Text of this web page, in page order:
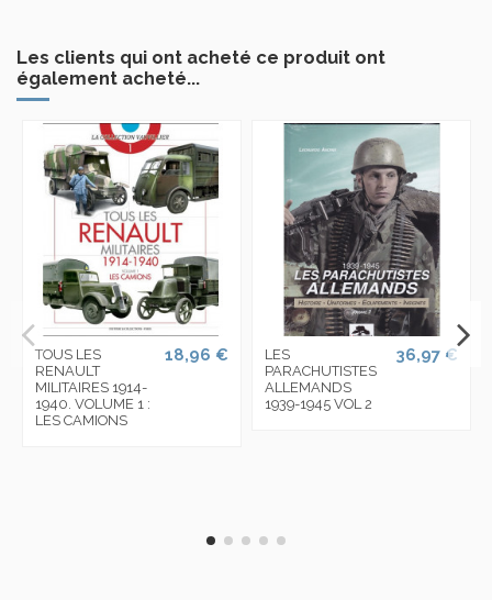
Les clients qui ont acheté ce produit ont
également acheté...
TOUS LES
RENAULT
MILITAIRES 1914-
1940. VOLUME 1 :
LES CAMIONS
18,96 €
LES
PARACHUTISTES
ALLEMANDS
1939-1945 VOL 2
36,97 €